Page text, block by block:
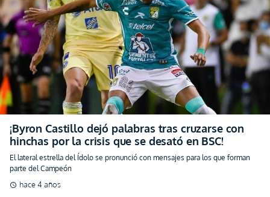
¡Byron Castillo dejó palabras tras cruzarse con
hinchas por la crisis que se desató en BSC!
El lateral estrella del Ídolo se pronunció con mensajes para los que forman
parte del Campeón
schedule hace 4 años